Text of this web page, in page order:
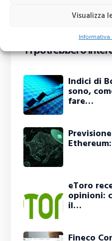
Visualizza
Informativa
Ti potrebbero
Indici di
sono,
fare…
eToro
opinioni:
il…
Fineco